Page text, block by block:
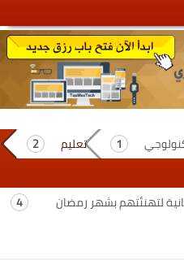
تعليم
لتهنئتهم بشهر رمضان